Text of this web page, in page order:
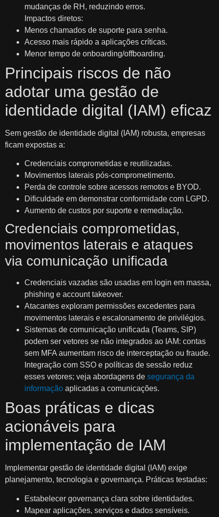
mudanças de RH, reduzindo erros.
Impactos diretos:
Menos chamados de suporte para senha.
Acesso mais rápido a aplicações críticas.
Menor tempo de onboarding/offboarding.
Principais riscos de não
adotar uma gestão de
identidade digital (IAM) eficaz
Sem gestão de identidade digital (IAM) robusta, empresas
ficam expostas a:
Credenciais comprometidas e reutilizadas.
Movimentos laterais pós‑comprometimento.
Perda de controle sobre acessos remotos e BYOD.
Dificuldade em demonstrar conformidade com LGPD.
Aumento de custos por suporte e remediação.
Credenciais comprometidas,
movimentos laterais e ataques
via comunicação unificada
Credenciais vazadas são usadas em login em massa,
phishing e account takeover.
Atacantes exploram permissões excedentes para
movimentos laterais e escalonamento de privilégios.
Sistemas de comunicação unificada (Teams, SIP)
podem ser vetores se não integrados ao IAM: contas
sem MFA aumentam risco de interceptação ou fraude.
Integração com SSO e políticas de sessão reduz
esses vetores; veja abordagens de segurança da
informação aplicadas a comunicações.
Boas práticas e dicas
acionáveis para
implementação de IAM
Implementar gestão de identidade digital (IAM) exige
planejamento, tecnologia e governança. Práticas testadas:
Estabelecer governança clara sobre identidades.
Mapear aplicações, serviços e dados sensíveis.